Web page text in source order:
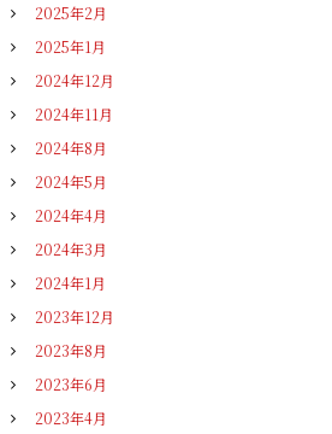
2025年2月
2025年1月
2024年12月
2024年11月
2024年8月
2024年5月
2024年4月
2024年3月
2024年1月
2023年12月
2023年8月
2023年6月
2023年4月